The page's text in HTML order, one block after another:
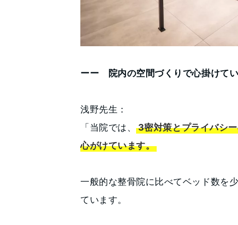
ーー 院内の空間づくりで心掛けてい
浅野先生：
「当院では、3密対策とプライバシ
心がけています。
一般的な整骨院に比べてベッド数を
ています。